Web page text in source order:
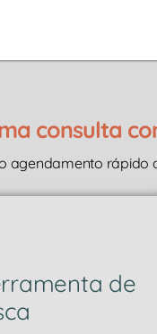
consulta
agendamento rápido
de